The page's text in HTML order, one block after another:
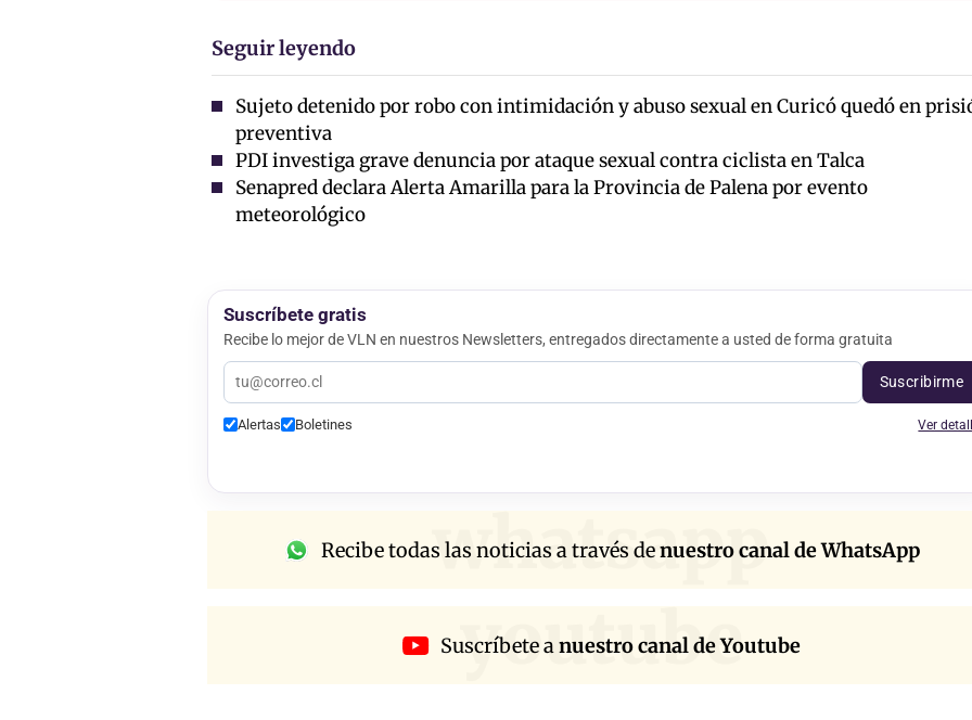
Seguir leyendo
Sujeto detenido por robo con intimidación y abuso sexual en Curicó quedó en
preventiva
PDI investiga grave denuncia por ataque sexual contra ciclista en Talca
Senapred declara Alerta Amarilla para la Provincia de Palena por evento
meteorológico
Suscríbete gratis
Recibe lo mejor de VLN en nuestros Newsletters, entregados directamente a usted de forma gratuita
Suscribirme
Alertas Boletines Ver
whatsapp
Recibe todas las noticias a través denuestro canal de WhatsApp
youtube
Suscríbete a nuestro canal de Youtube